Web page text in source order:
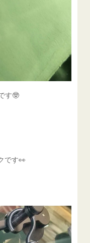
す🤓
です👀